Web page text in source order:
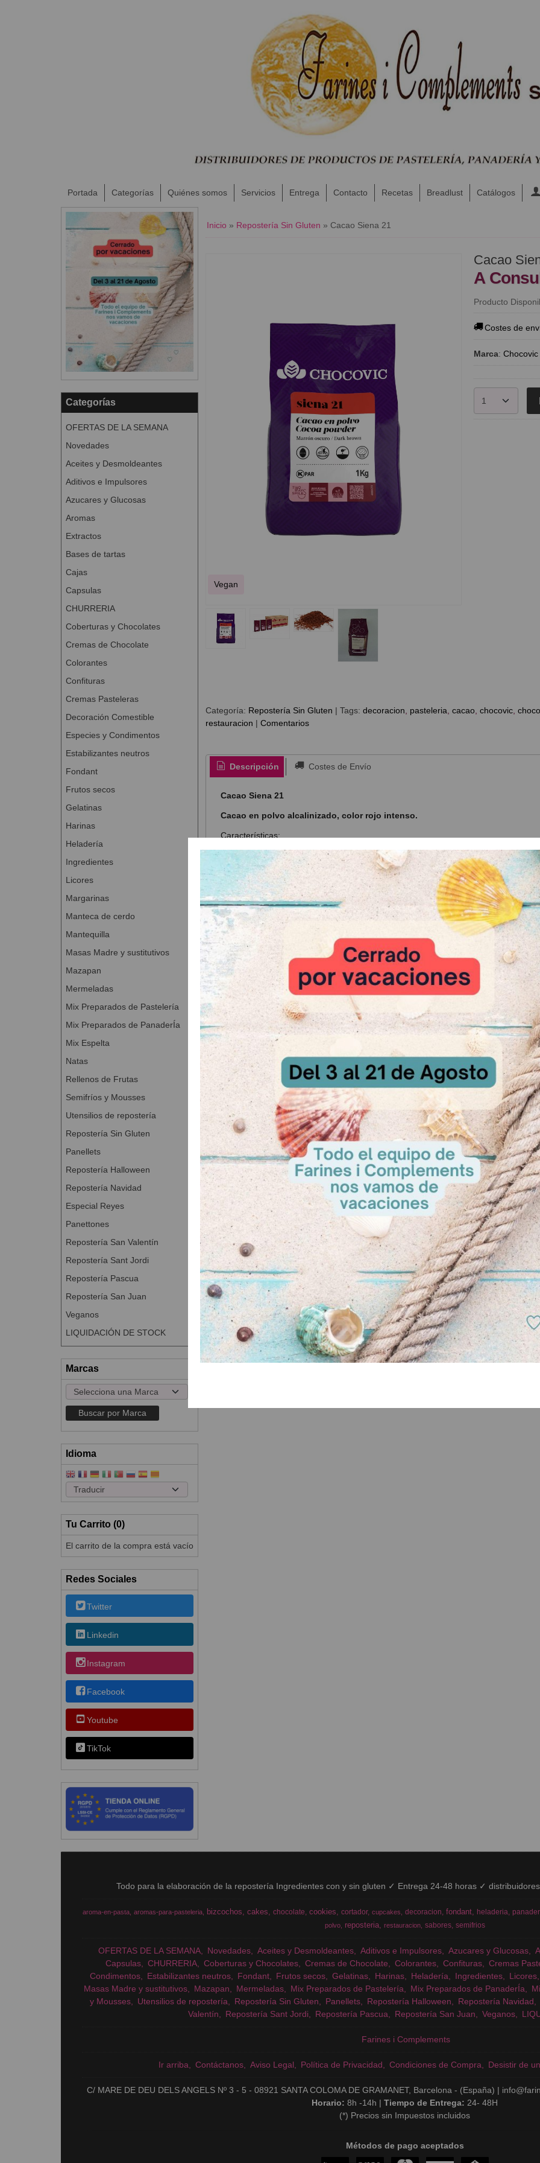
Portada Categorías Quiénes somos Servicios Entrega Contacto Recetas Breadlust Catálogos
Categorías
OFERTAS DE LA SEMANA
Novedades
Aceites y Desmoldeantes
Aditivos e Impulsores
Azucares y Glucosas
Aromas
Extractos
Bases de tartas
Cajas
Capsulas
CHURRERIA
Coberturas y Chocolates
Cremas de Chocolate
Colorantes
Confituras
Cremas Pasteleras
Decoración Comestible
Especies y Condimentos
Estabilizantes neutros
Fondant
Frutos secos
Gelatinas
Harinas
Heladería
Ingredientes
Licores
Margarinas
Manteca de cerdo
Mantequilla
Masas Madre y sustitutivos
Mazapan
Mermeladas
Mix Preparados de Pastelería
Mix Preparados de PanaderÍa
Mix Espelta
Natas
Rellenos de Frutas
Semifríos y Mousses
Utensilios de repostería
Repostería Sin Gluten
Panellets
Repostería Halloween
Repostería Navidad
Especial Reyes
Panettones
Repostería San Valentín
Repostería Sant Jordi
Repostería Pascua
Repostería San Juan
Veganos
LIQUIDACIÓN DE STOCK
Marcas
Idioma
Tu Carrito (0)
El carrito de la compra está vacío
Redes Sociales
Twitter
Linkedin
Instagram
Facebook
Youtube
TikTok
Inicio » Repostería Sin Gluten » Cacao Siena 21
Vegan
Cacao
A
Producto
Costes de
Marca: Chocovic
Categoría: Repostería Sin Gluten | Tags: decoracion pasteleria cacao chocovic
restauracion | Comentarios
Descripción Costes de Envío
Cacao Siena 21
Cacao en polvo alcalinizado, color rojo intenso.
Características:
Cacao en polvo puro de color marrón rojizo
Especial para decoración y elaboraciones
Una exclusiva selección de cacao en polvo y derivados, pensados para
pastelería.
Sin gluten, Sin lactosa, sin proteína de la leche
Vegano
Presentación:
Bolsas de 1kg
Productos Relacionados
Singluplus
A Consultar
Aromapaste de Latte Macchiato
A Consultar
A
Todo para la elaboración de la repostería Ingredientes con y sin gluten ✓ Entrega 24-48 horas ✓
aroma-en-pasta aromas-para-pasteleria bizcochos cakes chocolate cookies cortador cupcakes decoracion fondant heladeria
polvo
reposteria restauracion sabores semifrios
OFERTAS DE LA SEMANA Novedades Aceites y Desmoldeantes Aditivos e Impulsores Azucares y Glucosas
Capsulas
CHURRERIA Coberturas y Chocolates Cremas de Chocolate Colorantes Confituras Cremas
Condimentos
Estabilizantes neutros Fondant Frutos secos Gelatinas Harinas Heladería Ingredientes Licores
Masas Madre y sustitutivos
Mazapan Mermeladas Mix Preparados de Pastelería Mix Preparados de PanaderÍa
y Mousses
Utensilios de repostería Repostería Sin Gluten Panellets Repostería Halloween Repostería Navidad
Valentín
Repostería Sant Jordi Repostería Pascua Repostería San Juan Veganos
Farines i Complements
Ir arriba Contáctanos Aviso Legal Política de Privacidad Condiciones de Compra Desistir de
C/ MARE DE DEU DELS ANGELS Nº 3 - 5 - 08921 SANTA COLOMA DE GRAMANET, Barcelona - (España) |
Horario:8h -14h |Tiempo de Entrega: 24- 48H
(*) Precios sin Impuestos incluidos
Métodos de pago aceptados